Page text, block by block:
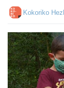
Kokoriko